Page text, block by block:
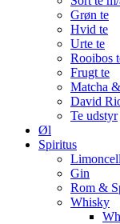
Grøn te
Hvid te
Urte te
Rooibos
Frugt te
Matcha
David
Te udstyr
Øl
Spiritus
Gin
Rom &
Whisky